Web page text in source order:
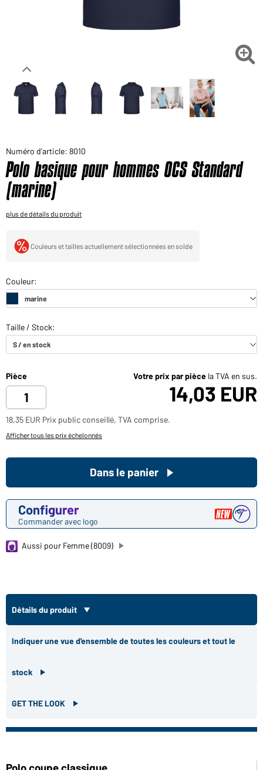

Numéro d'article: 8010
Polo basique pour hommes OCS Standard
(marine)
plus de détails du produit
Couleurs et tailles actuellement sélectionnées en solde
Pièce Votre prix par pièce la TVA en sus.
14,03 EUR
18,35 EUR Prix public conseillé, TVA comprise.
Afficher tous les prix échelonnés
Configurer
Commander avec logo
Dans le panier
Aussi pour Femme (8009)
Détails du produit
Indiquer une vue d'ensemble de toutes les couleurs et tout le
stock
GET THE LOOK
Polo coupe classique